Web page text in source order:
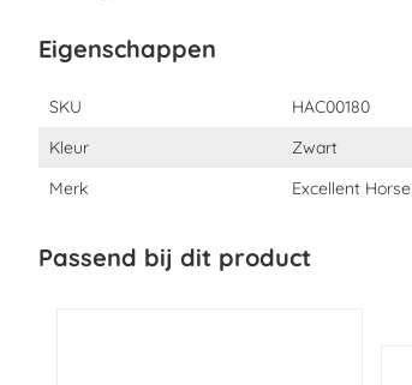
Eigenschappen
Eigenschappen
SKU
HAC00180
Kleur
Zwart
Merk
Excellent Horse
Passend bij dit product